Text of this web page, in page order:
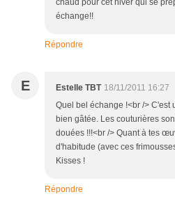
chaud pour cet hiver qui se
échange!!
Répondre
E Estelle TBT 18/11/2011 16:27
Quel bel échange !<br /> C'est
bien gâtée. Les couturières
douées !!!<br /> Quant à tes
d'habitude (avec ces
Kisses !
Répondre